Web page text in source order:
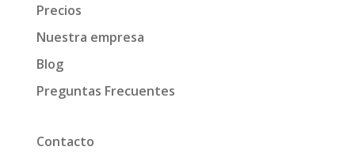
Precios
Nuestra empresa
Blog
Preguntas Frecuentes
Contacto